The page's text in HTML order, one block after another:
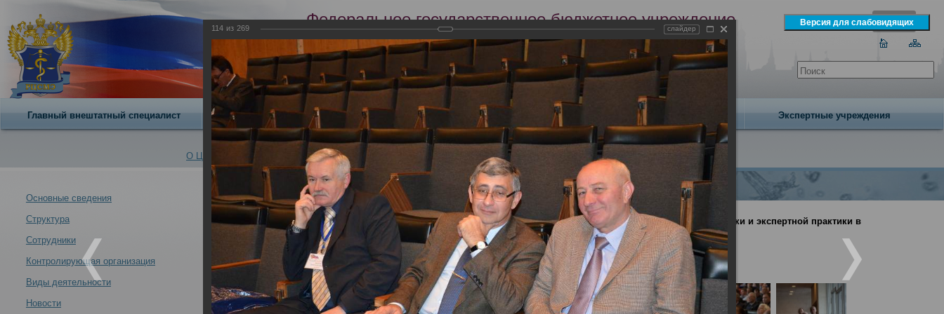
Федеральное государственное бюджетное учреждение
Российский центр судебно-медицинской экспертизы
Минздрава России
Главный внештатный специалист О центре Научная деятельность Экспертиза Образование Экспертные учреждения
О Центре -
VII Всероссийский съезд судебных медиков "Задачи
Основные сведения
Структура
Сотрудники
Контролирующая организация
Виды деятельности
Новости
Альбомы
VII Всероссийский съезд судебных медиков "Задачи и пути совершенствования судебно-медицинской науки и экспертной практики в
современных условиях"
Москва 21-24 октября 2013 года
114 из 269 слайдер